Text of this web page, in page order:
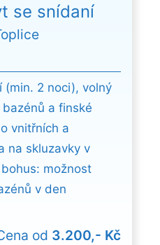
se snídaní
(min. 2 noci), volný
a finské
vnitřních a
na skluzavky v
možnost
v den
od 3.200,- Kč